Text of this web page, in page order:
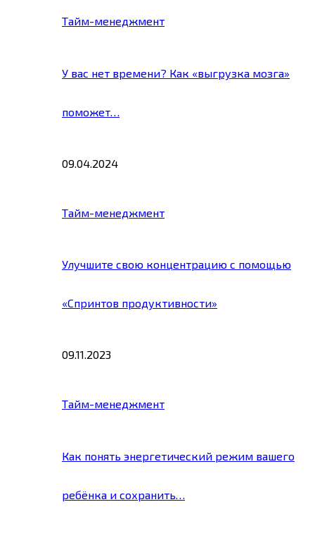
Тайм-менеджмент
У вас нет времени? Как «выгрузка мозга»
поможет…
09.04.2024
Тайм-менеджмент
Улучшите свою концентрацию с помощью
«Спринтов продуктивности»
09.11.2023
Тайм-менеджмент
Как понять энергетический режим вашего
ребёнка и сохранить…